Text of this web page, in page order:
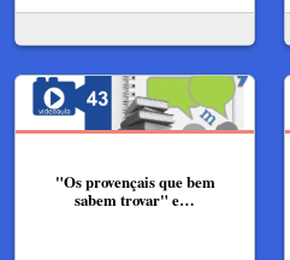
"Os provençais que bem
sabem trovar" e…